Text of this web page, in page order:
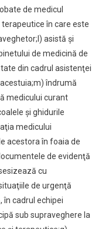
de medicul
în care este
l) asistă şi
de medicină de
din cadrul asistenţei
m) îndrumă
medicului curant
şi ghidurile
medicului
acestora în foaia de
de evidenţă
cu
de urgenţă
în cadrul echipei
sub supraveghere la